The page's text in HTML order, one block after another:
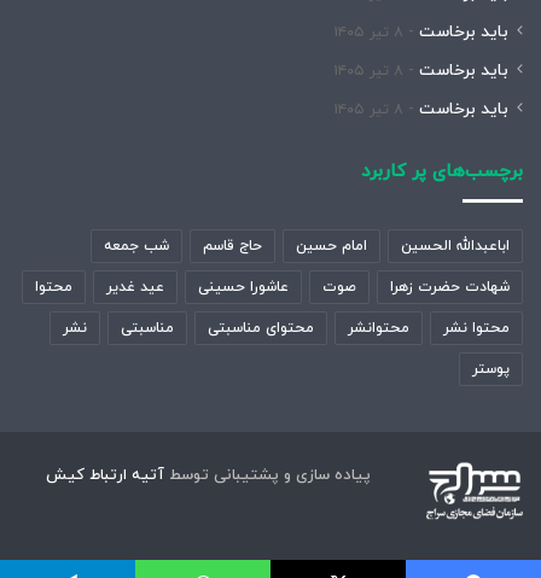
باید برخاست ۸ تیر ۱۴۰۵
باید برخاست ۸ تیر ۱۴۰۵
باید برخاست ۸ تیر ۱۴۰۵
برچسب‌های پر کاربرد
اباعبدالله الحسین امام حسین حاج قاسم شب جمعه
شهادت حضرت زهرا صوت عاشورا حسینی عید غدیر محتوا
محتوا نشر محتوانشر محتوای مناسبتی مناسبتی نشر
پوستر
پیاده سازی و پشتیبانی توسط آتیه ارتباط کیش